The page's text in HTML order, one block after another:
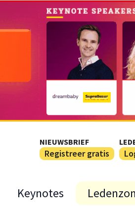
NIEUWSBRIEF
Registreer gratis
Keynotes